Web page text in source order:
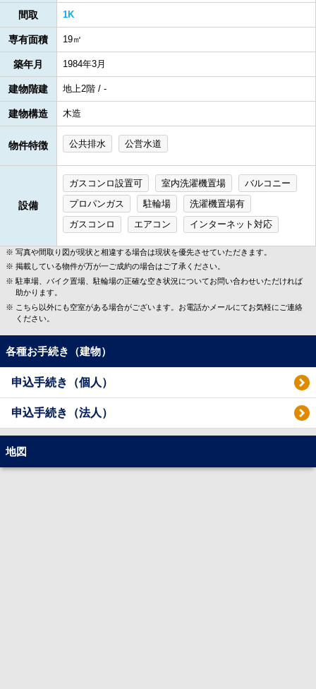
間取 1K
専有面積 19㎡
築年月 1984年3月
建物階建 地上2階 / -
建物構造 木造
物件特徴 公共排水 公営水道
設備
ガスコンロ設置可 室内洗濯機置場
バルコニー
プロパンガス
駐輪場
洗濯機置場有
ガスコンロ
エアコン インターネット対応
写真や間取り図が現状と相違する場合は現状を優先させていただきます。
掲載している物件が万が一ご成約の場合はご了承ください。
駐車場、バイク置場、駐輪場の正確な空き状況についてお問い合わせいただければ
助かります。
こちら以外にも空室がある場合がございます。お電話かメールにてお気軽にご連絡
ください。
各種お手続き（建物）
申込手続き（個人）
申込手続き（法人）
地図